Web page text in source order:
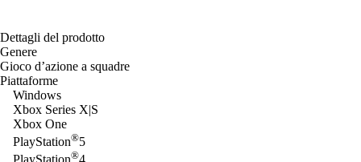
Dettagli del prodotto
Genere
Gioco d’azione a squadre
Piattaforme
Windows
Xbox Series X|S
Xbox One
PlayStation®5
®